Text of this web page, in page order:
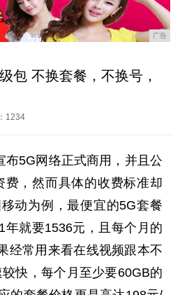
广告
包 不换套餐，不换号，
1234
布5G网络正式商用，并且公
费，然而具体的收费标准却
动为例，最便宜的5G套餐
就要1536元，且每个月的
经常用来看在线视频跟本不
快，每个月至少要60GB的